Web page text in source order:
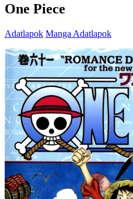
One Piece
Adatlapok Manga Adatlapok